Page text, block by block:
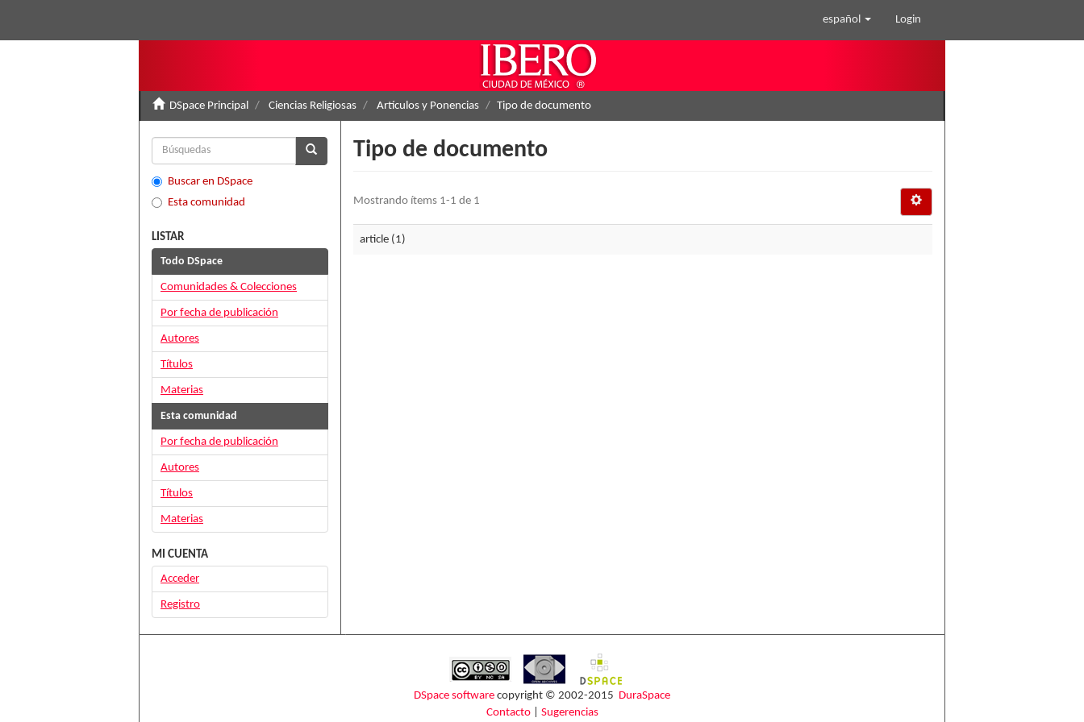
español Login
DSpace Principal Ciencias Religiosas Artículos y Ponencias Tipo de documento
Tipo de documento
Mostrando ítems 1-1 de 1
article (1)
Buscar en DSpace
Esta comunidad
LISTAR
Todo DSpace
Comunidades & Colecciones
Por fecha de publicación
Autores
Títulos
Materias
Esta comunidad
Por fecha de publicación
Autores
Títulos
Materias
MI CUENTA
Acceder
Registro
DSpace software copyright © 2002-2015 DuraSpace
Contacto| Sugerencias